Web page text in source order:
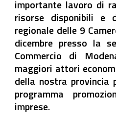
importante lavoro di
risorse disponibili e
regionale delle 9
dicembre presso la
Commercio di
maggiori attori
della nostra provincia
programma
imprese.